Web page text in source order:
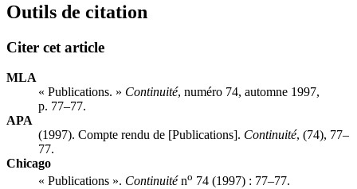
Outils de citation
Citer cet article
MLA
« Publications. » Continuité, numéro 74, automne 1997,
p. 77–77.
APA
(1997). Compte rendu de [Publications]. Continuité, (74), 77–
77.
Chicago
« Publications ». Continuité no 74 (1997) : 77–77.